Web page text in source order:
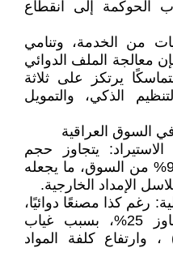
الحوكمة إلى انقطاع
من الخدمة، وتنامي
معالجة الملف الدوائي
يرتكز على ثلاثة
الذكي، والتمويل
في السوق العراقية
يتجاوز حجم
الاستيراد الدوائي في العراق 90% من السوق، ما يجعله
الإمداد الخارجية.
رغم كذا مصنعًا دوائيًا،
فإن الطاقة التشغيلية لا تتجاوز 25%، بسبب غياب
، وارتفاع كلفة المواد